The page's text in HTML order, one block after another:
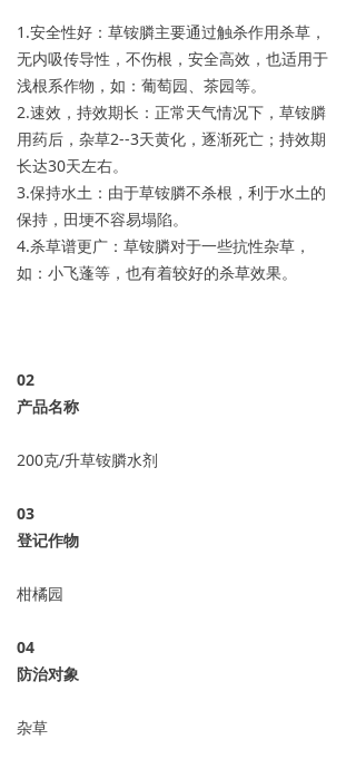
1.安全性好：草铵膦主要通过触杀作用杀草，
无内吸传导性，不伤根，安全高效，也适用于
浅根系作物，如：葡萄园、茶园等。
2.速效，持效期长：正常天气情况下，草铵膦
用药后，杂草2--3天黄化，逐渐死亡；持效期
长达30天左右。
3.保持水土：由于草铵膦不杀根，利于水土的
保持，田埂不容易塌陷。
4.杀草谱更广：草铵膦对于一些抗性杂草，
如：小飞蓬等，也有着较好的杀草效果。
02
产品名称
200克/升草铵膦水剂
03
登记作物
柑橘园
04
防治对象
杂草